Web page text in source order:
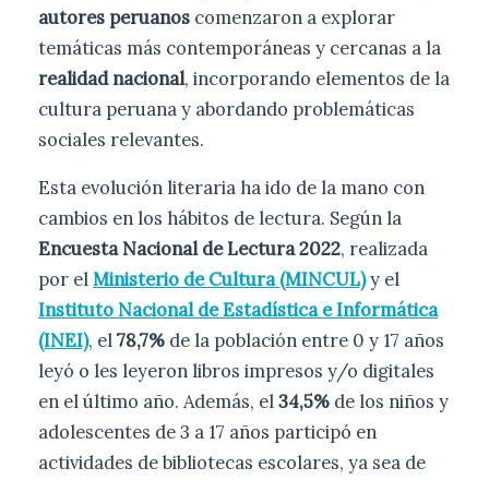
autores peruanos comenzaron a explorar
temáticas más contemporáneas y cercanas a la
realidad nacional, incorporando elementos de la
cultura peruana y abordando problemáticas
sociales relevantes.
Esta evolución literaria ha ido de la mano con
cambios en los hábitos de lectura. Según la
Encuesta Nacional de Lectura 2022, realizada
por elMinisterio de Cultura (MINCUL)y el
Instituto Nacional de Estadística e Informática
(INEI), el78,7% de la población entre 0 y 17 años
leyó o les leyeron libros impresos y/o digitales
en el último año. Además, el34,5% de los niños y
adolescentes de 3 a 17 años participó en
actividades de bibliotecas escolares, ya sea de